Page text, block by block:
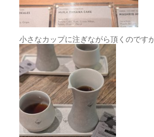
小さなカップに注ぎながら頂くのです